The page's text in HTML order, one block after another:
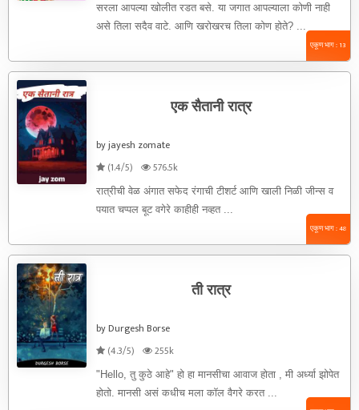
सरला आपल्या खोलीत रडत बसे. या जगात आपल्याला कोणी नाही
असे तिला सदैव वाटे. आणि खरोखरच तिला कोण होते? ...
एकूण भाग : 13
एक सैतानी रात्र
by jayesh zomate
(1.4/5)
576.5k
रात्रीची वेळ अंगात सफेद रंगाची टीशर्ट आणि खाली निळी जीन्स व
पयात चप्पल बूट वगेरे काहीही नव्हत ...
एकूण भाग : 48
ती रात्र
by Durgesh Borse
(4.3/5)
255k
"Hello, तु कुठे आहे" हो हा मानसीचा आवाज होता , मी अर्ध्या झोपेत
होतो. मानसी असं कधीच मला कॉल वैगरे करत ...